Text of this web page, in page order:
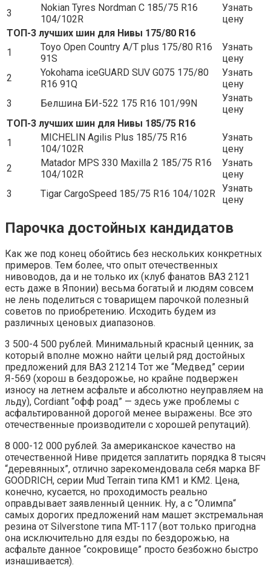
3
Nokian Tyres Nordman C 185/75 R16
104/102R
Узнать
цену
ТОП-3 лучших шин для Нивы 175/80 R16
1
Toyo Open Country A/T plus 175/80 R16
91S
Узнать
цену
2
Yokohama iceGUARD SUV G075 175/80
R16 91Q
Узнать
цену
3
Белшина БИ-522 175 R16 101/99N
Узнать
цену
ТОП-3 лучших шин для Нивы 185/75 R16
1
MICHELIN Agilis Plus 185/75 R16
104/102R
Узнать
цену
2
Matador MPS 330 Maxilla 2 185/75 R16
104/102R
Узнать
цену
3
Tigar CargoSpeed 185/75 R16 104/102R
Узнать
цену
Парочка достойных кандидатов
Как же под конец обойтись без нескольких конкретных
примеров. Тем более, что опыт отечественных
нивоводов, да и не только их (клуб фанатов ВАЗ 2121
есть даже в Японии) весьма богатый и людям совсем
не лень поделиться с товарищем парочкой полезный
советов по приобретению. Исходить будем из
различных ценовых диапазонов.
3 500-4 500 рублей. Минимальный красный ценник, за
который вполне можно найти целый ряд достойных
предложений для ВАЗ 21214 Тот же “Медвед” серии
Я-569 (хорош в бездорожье, но крайне подвержен
износу на летнем асфальте и абсолютно неуправляем на
льду), Cordiant “офф роад” — здесь уже проблемы с
асфальтированной дорогой менее выражены. Все это
отечественные производители с хорошей репутаций).
8 000-12 000 рублей. За американское качество на
отечественной Ниве придется заплатить порядка 8 тысяч
“деревянных”, отлично зарекомендовала себя марка BF
GOODRICH, серии Mud Terrain типа KM1 и KM2. Цена,
конечно, кусается, но проходимость реально
оправдывает заявленный ценник. Ну, а с “Олимпа“
самых дорогих предложений нам машет экстремальная
резина от Silverstone типа MT-117 (вот только пригодна
она исключительно для езды по бездорожью, на
асфальте данное “сокровище” просто безбожно быстро
изнашивается).